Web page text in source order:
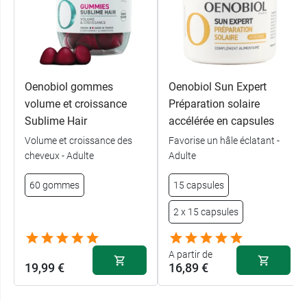
OENOBIOL
82 avenue Raspail
94250 Gentilly
France
Oenobiol gommes
volume et croissance
Sublime Hair
Volume et croissance des
cheveux - Adulte
60 gommes
19,99 €
Oenobiol Sun Expert
Préparation solaire
accélérée en capsules
Favorise un hâle éclatant -
Adulte
15 capsules
2 x 15 capsules
A partir de
16,89 €